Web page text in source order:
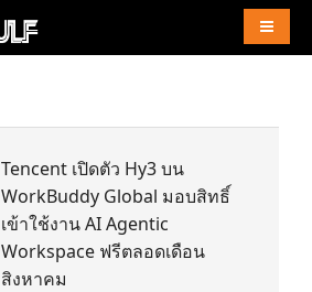
Tencent เปิดตัว Hy3 บน
WorkBuddy Global มอบสิทธิ์
เข้าใช้งาน AI Agentic
Workspace ฟรีตลอดเดือน
สิงหาคม